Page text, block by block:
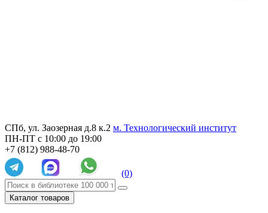
СПб, ул. Заозерная д.8 к.2 м. Технологический институт
ПН-ПТ с 10:00 до 19:00
+7 (812) 988-48-70
(0)
Каталог товаров